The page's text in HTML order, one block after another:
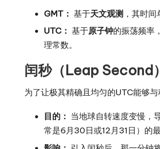
GMT： 基于天文观测 ，其时
UTC： 基于原子钟的振荡频率
理常数。
闰秒（Leap Second
为了让极其精确且均匀的UTC能够与
目的： 当地球自转速度变慢，
常是6月30日或12月31日）的